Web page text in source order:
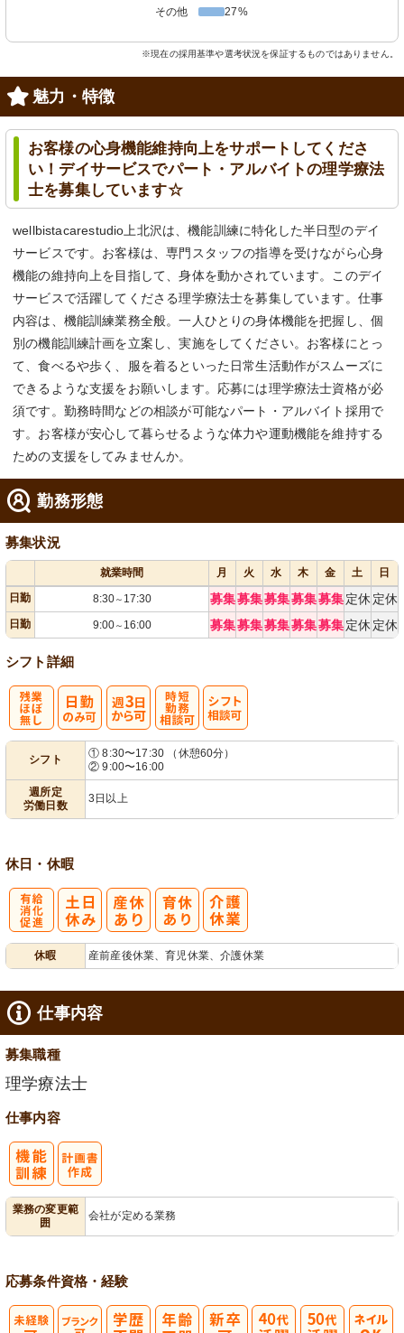
その他
27%
※現在の採用基準や選考状況を保証するものではありません。
魅力・特徴
お客様の心身機能維持向上をサポートしてくださ
い！デイサービスでパート・アルバイトの理学療法
士を募集しています☆
wellbistacarestudio上北沢は、機能訓練に特化した半日型のデイ
サービスです。お客様は、専門スタッフの指導を受けながら心身
機能の維持向上を目指して、身体を動かされています。このデイ
サービスで活躍してくださる理学療法士を募集しています。仕事
内容は、機能訓練業務全般。一人ひとりの身体機能を把握し、個
別の機能訓練計画を立案し、実施をしてください。お客様にとっ
て、食べるや歩く、服を着るといった日常生活動作がスムーズに
できるような支援をお願いします。応募には理学療法士資格が必
須です。勤務時間などの相談が可能なパート・アルバイト採用で
す。お客様が安心して暮らせるような体力や運動機能を維持する
ための支援をしてみませんか。
勤務形態
募集状況
就業時間 月 火 水 木 金 土
日
日勤
8:30～ 17:30 募集募集募集募集募集 定休 定休
日勤 9:00～ 16:00 募集募集募集募集募集 定休 定休
シフト詳細
シフト
① 8:30〜17:30 （休憩60分）
② 9:00〜16:00
週所定
労働日数
3日以上
休日・休暇
休暇 産前産後休業、育児休業、介護休業
仕事内容
募集職種
理学療法士
仕事内容
業務の変更範
囲
会社が定める業務
応募条件資格・経験